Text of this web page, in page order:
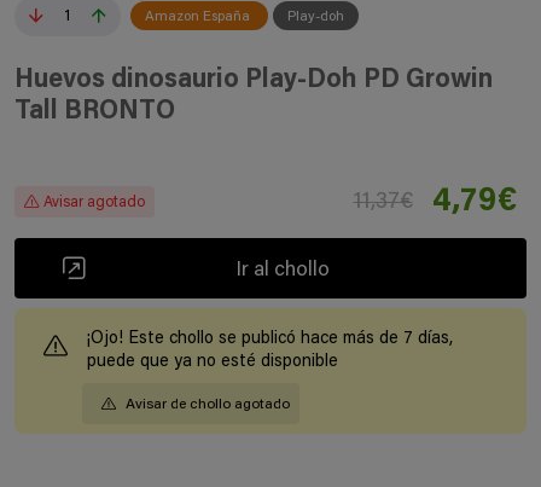
1 Amazon España Play-doh
Huevos dinosaurio Play-Doh PD Growin
Tall BRONTO
Avisar agotado 11,37€ 4,79€
Ir al chollo
¡Ojo! Este chollo se publicó hace más de 7 días,
puede que ya no esté disponible
Avisar de chollo agotado